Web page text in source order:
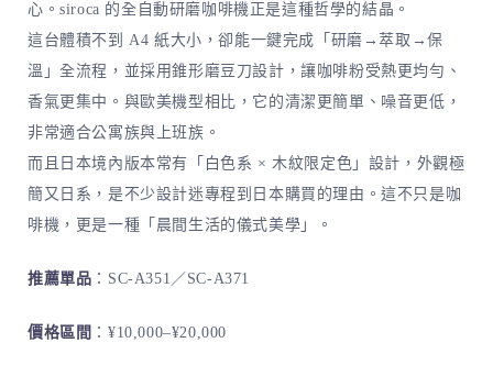
心。siroca 的全自動研磨咖啡機正是這種哲學的結晶。
這台體積不到 A4 紙大小，卻能一鍵完成「研磨→萃取→保
溫」全流程，並採用錐形磨豆刀設計，讓咖啡粉受熱更均勻、
香氣更集中。與歐美機型相比，它的清潔更簡單、噪音更低，
非常適合公寓族與上班族。
而且日本境內版本常有「白色系 × 木紋限定色」設計，外觀極
簡又日系，是不少設計迷專程到日本購買的理由。這不只是咖
啡機，更是一種「晨間生活的儀式美學」。
推薦單品 ：SC-A351／SC-A371
價格區間 ：¥10,000–¥20,000